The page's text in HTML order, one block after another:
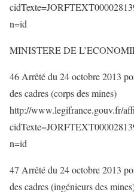
n=id
MINISTERE DE
46 Arrêté du 24 octobre 2013
des cadres (corps des mines)
http://www.legifrance.gouv.fr/
n=id
47 Arrêté du 24 octobre 2013
des cadres (ingénieurs des